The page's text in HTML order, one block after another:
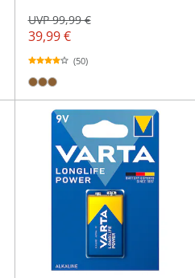
39,99 €
UVP 99,99 €
(50)